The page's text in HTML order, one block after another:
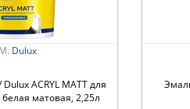
Dulux
ACRYL MATT для
матовая, 2,25л